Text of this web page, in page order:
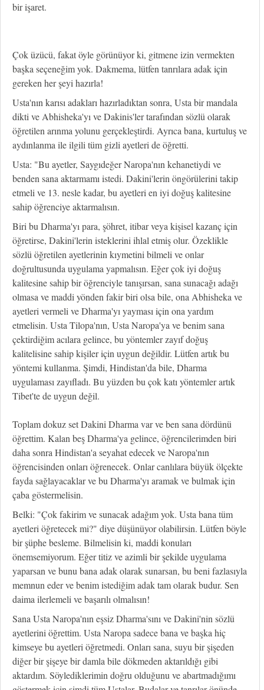
bir işaret.
Çok üzücü, fakat öyle görünüyor ki, gitmene izin vermekten
başka seçeneğim yok. Dakmema, lütfen tanrılara adak için
gereken her şeyi hazırla!
Usta'nın karısı adakları hazırladıktan sonra, Usta bir mandala
dikti ve Abhisheka'yı ve Dakinis'ler tarafından sözlü olarak
öğretilen arınma yolunu gerçekleştirdi. Ayrıca bana, kurtuluş ve
aydınlanma ile ilgili tüm gizli ayetleri de öğretti.
Usta: "Bu ayetler, Saygıdeğer Naropa'nın kehanetiydi ve
benden sana aktarmamı istedi. Dakini'lerin öngörülerini takip
etmeli ve 13. nesle kadar, bu ayetleri en iyi doğuş kalitesine
sahip öğrenciye aktarmalısın.
Biri bu Dharma'yı para, şöhret, itibar veya kişisel kazanç için
öğretirse, Dakini'lerin isteklerini ihlal etmiş olur. Özeklikle
sözlü öğretilen ayetlerinin kıymetini bilmeli ve onlar
doğrultusunda uygulama yapmalısın. Eğer çok iyi doğuş
kalitesine sahip bir öğrenciyle tanışırsan, sana sunacağı adağı
olmasa ve maddi yönden fakir biri olsa bile, ona Abhisheka ve
ayetleri vermeli ve Dharma'yı yayması için ona yardım
etmelisin. Usta Tilopa'nın, Usta Naropa'ya ve benim sana
çektirdiğim acılara gelince, bu yöntemler zayıf doğuş
kalitelisine sahip kişiler için uygun değildir. Lütfen artık bu
yöntemi kullanma. Şimdi, Hindistan'da bile, Dharma
uygulaması zayıfladı. Bu yüzden bu çok katı yöntemler artık
Tibet'te de uygun değil.
Toplam dokuz set Dakini Dharma var ve ben sana dördünü
öğrettim. Kalan beş Dharma'ya gelince, öğrencilerimden biri
daha sonra Hindistan'a seyahat edecek ve Naropa'nın
öğrencisinden onları öğrenecek. Onlar canlılara büyük ölçekte
fayda sağlayacaklar ve bu Dharma'yı aramak ve bulmak için
çaba göstermelisin.
Belki: "Çok fakirim ve sunacak adağım yok. Usta bana tüm
ayetleri öğretecek mi?" diye düşünüyor olabilirsin. Lütfen böyle
bir şüphe besleme. Bilmelisin ki, maddi konuları
önemsemiyorum. Eğer titiz ve azimli bir şekilde uygulama
yaparsan ve bunu bana adak olarak sunarsan, bu beni fazlasıyla
memnun eder ve benim istediğim adak tam olarak budur. Sen
daima ilerlemeli ve başarılı olmalısın!
Sana Usta Naropa'nın eşsiz Dharma'sını ve Dakini'nin sözlü
ayetlerini öğrettim. Usta Naropa sadece bana ve başka hiç
kimseye bu ayetleri öğretmedi. Onları sana, suyu bir şişeden
diğer bir şişeye bir damla bile dökmeden aktarıldığı gibi
aktardım. Söylediklerimin doğru olduğunu ve abartmadığımı